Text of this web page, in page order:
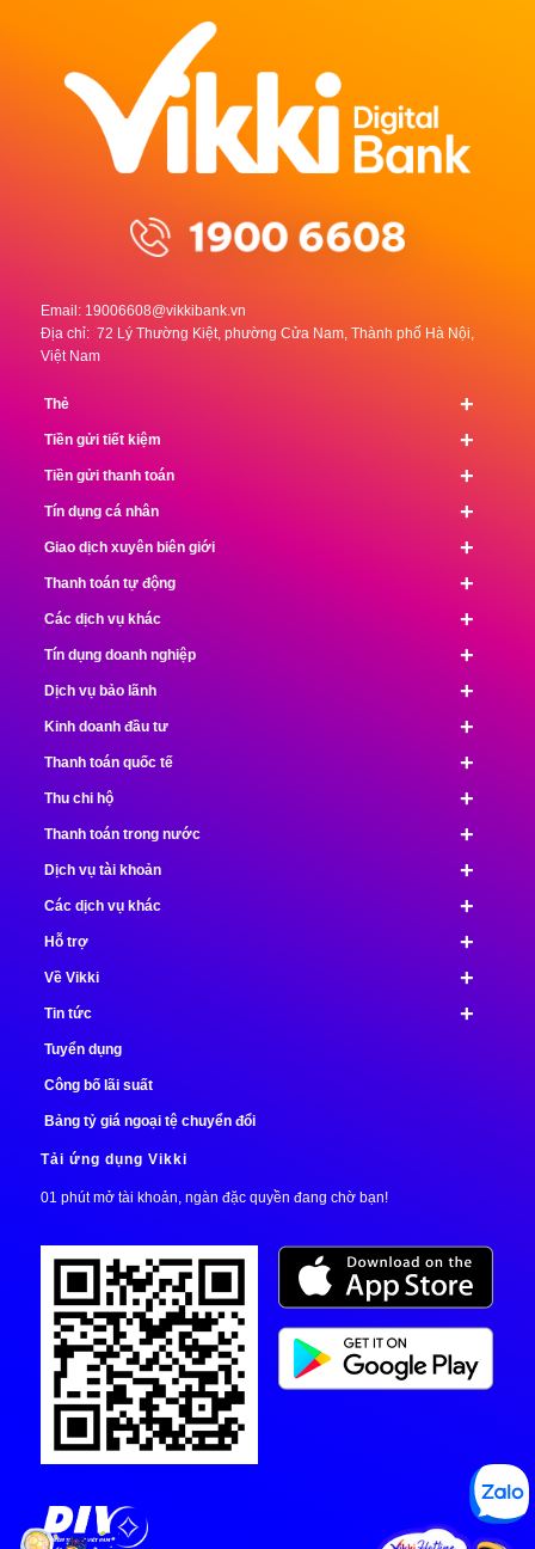
Email: 19006608@vikkibank.vn
Địa chỉ: 72 Lý Thường Kiệt, phường Cửa Nam, Thành phố Hà Nội,
Việt Nam
+
Thẻ
+
Tiền gửi tiết kiệm
+
Tiền gửi thanh toán
+
Tín dụng cá nhân
+
Giao dịch xuyên biên giới
+
Thanh toán tự động
+
Các dịch vụ khác
+
Tín dụng doanh nghiệp
+
Dịch vụ bảo lãnh
+
Kinh doanh đầu tư
+
Thanh toán quốc tế
+
Thu chi hộ
+
Thanh toán trong nước
+
Dịch vụ tài khoản
+
Các dịch vụ khác
+
Hỗ trợ
+
Về Vikki
+
Tin tức
Tuyển dụng
Công bố lãi suất
Bảng tỷ giá ngoại tệ chuyển đổi
Tải ứng dụng Vikki
01 phút mở tài khoản, ngàn đặc quyền đang chờ bạn!